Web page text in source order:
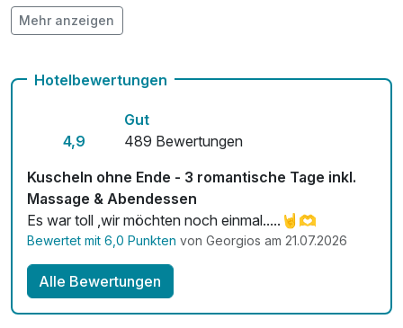
pro Stück
Auch vegetarische Speisen
Zimmerservice verfügbar
Mit Hotelbar
Mehr anzeigen
Hotelbewertungen
4,9
Gut
489 Bewertungen
Kuscheln ohne Ende - 3 romantische Tage inkl.
Massage & Abendessen
Es war toll ,wir möchten noch einmal.....🤘🫶
Bewertet mit 6,0 Punkten von Georgios am 21.07.2026
Alle Bewertungen